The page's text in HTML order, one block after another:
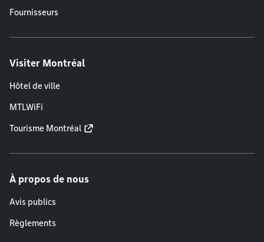
Fournisseurs
Visiter Montréal
Hôtel de ville
MTLWiFi
Tourisme Montréal
À propos de nous
Avis publics
Règlements